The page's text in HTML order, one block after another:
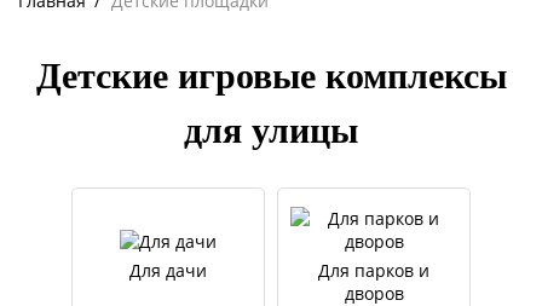
Детские игровые комплексы
для улицы
Для дачи
Для парков и
дворов